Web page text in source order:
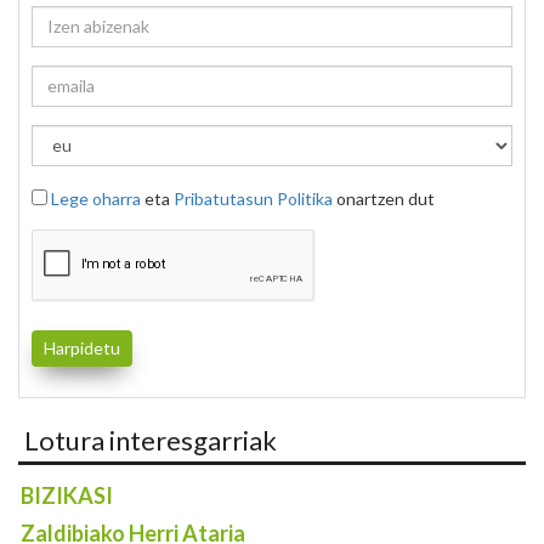
Lege oharra eta Pribatutasun Politika onartzen dut
Lotura interesgarriak
BIZIKASI
Zaldibiako Herri Ataria